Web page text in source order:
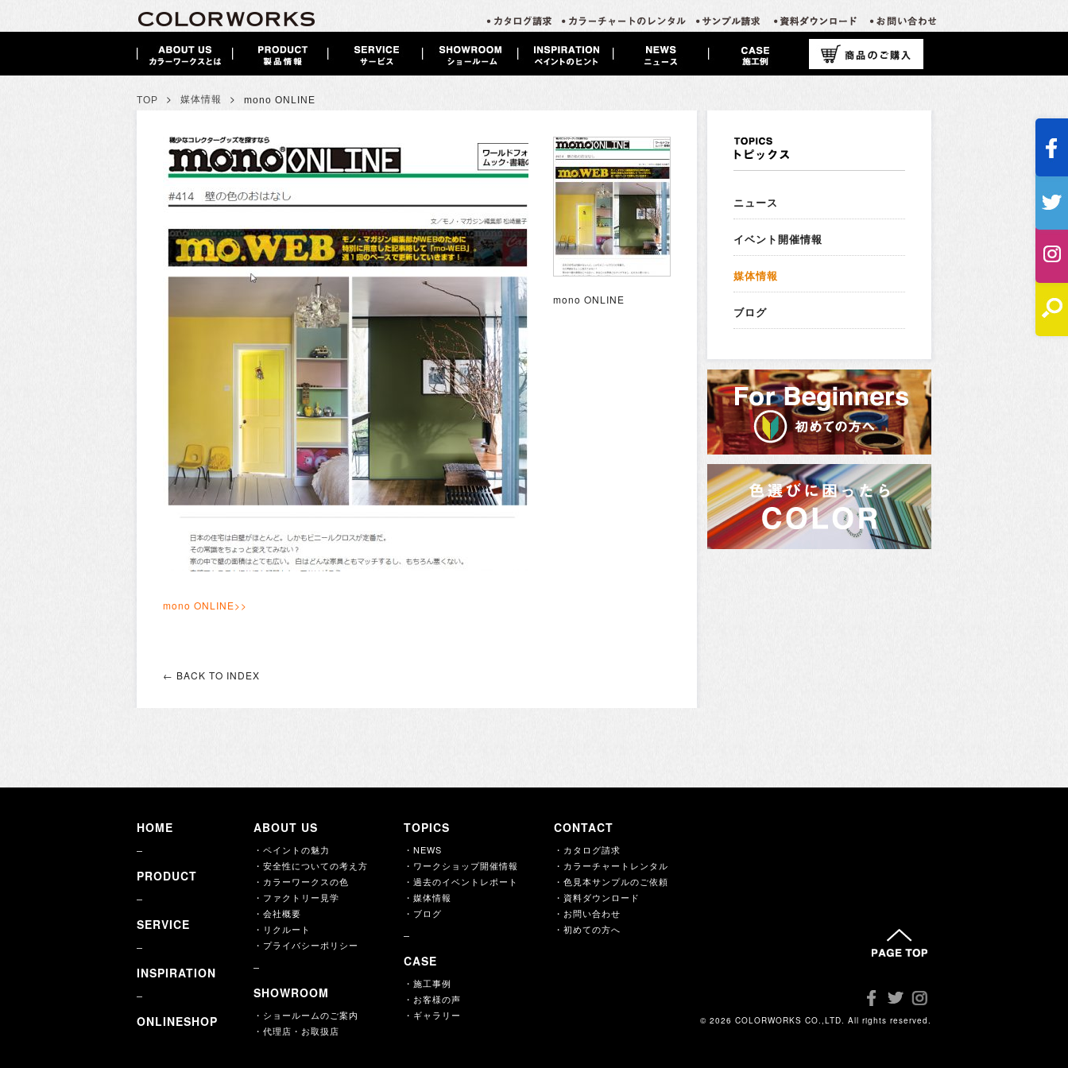
TOP > 媒体情報 > mono ONLINE
mono ONLINE>>
← BACK TO INDEX
mono ONLINE
ニュース
イベント開催情報
媒体情報
ブログ
HOME
PRODUCT
SERVICE
INSPIRATION
ONLINESHOP
ABOUT US
・ペイントの魅力
・安全性についての考え方
・カラーワークスの色
・ファクトリー見学
・会社概要
・リクルート
・プライバシーポリシー
SHOWROOM
・ショールームのご案内
・代理店・お取扱店
TOPICS
・NEWS
・ワークショップ開催情報
・過去のイベントレポート
・媒体情報
・ブログ
CASE
・施工事例
・お客様の声
・ギャラリー
CONTACT
・カタログ請求
・カラーチャートレンタル
・色見本サンプルのご依頼
・資料ダウンロード
・お問い合わせ
・初めての方へ
© 2026 COLORWORKS CO.,LTD. All rights reserved.